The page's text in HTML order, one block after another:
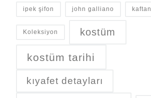
ipek şifon john galliano kaftan
Koleksiyon kostüm
kostüm tarihi
kıyafet detayları